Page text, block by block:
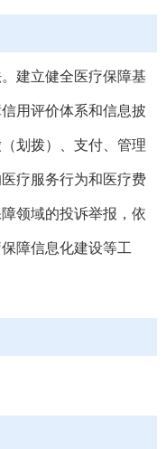
建立健全医疗保障基
用评价体系和信息披
划拨）、支付、管理
疗服务行为和医疗费
领域的投诉举报，依
障信息化建设等工